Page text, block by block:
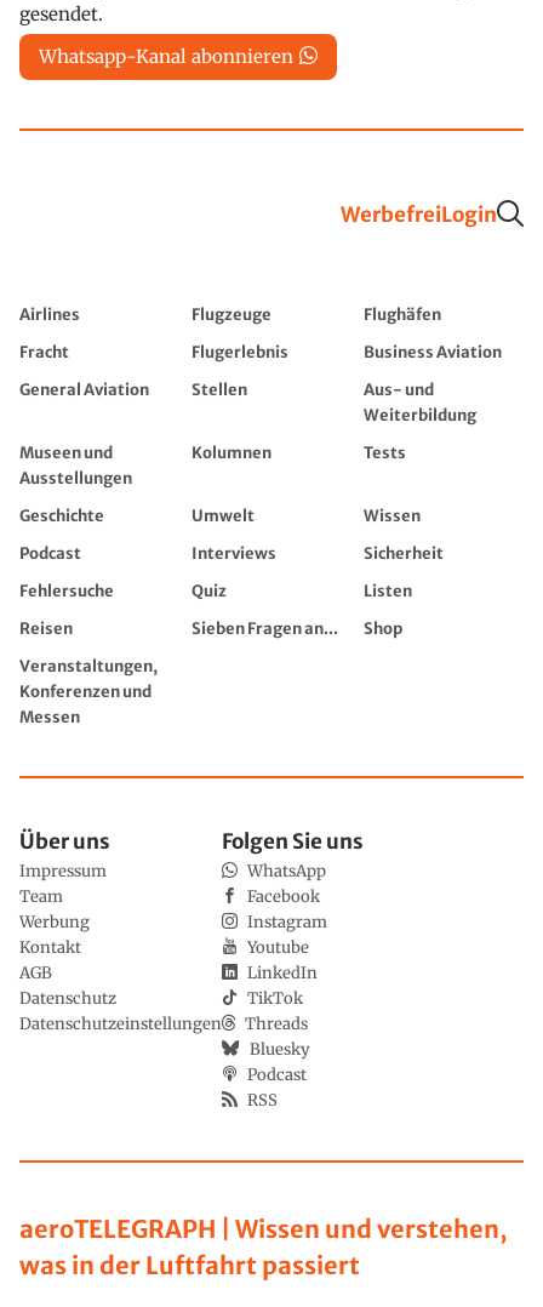
gesendet.
Whatsapp-Kanal abonnieren
WerbefreiLogin
Airlines Flugzeuge
Flughäfen
Fracht
Flugerlebnis
Business Aviation
General Aviation
Stellen
Aus- und
Weiterbildung
Museen und
Ausstellungen
Kolumnen Tests
Geschichte Umwelt
Wissen
Podcast
Interviews
Sicherheit
Fehlersuche
Quiz
Listen
Reisen
Sieben Fragen an...
Shop
Veranstaltungen,
Konferenzen und
Messen
aeroTELEGRAPH | Wissen und verstehen,
was in der Luftfahrt passiert
Über uns
Impressum
Team
Werbung
Kontakt
AGB
Datenschutz
Datenschutzeinstellungen
Folgen Sie uns
WhatsApp
Facebook
Instagram
Youtube
LinkedIn
TikTok
Threads
Bluesky
Podcast
RSS